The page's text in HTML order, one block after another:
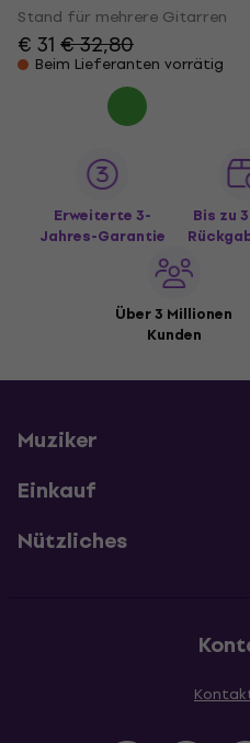
Stand für mehrere Gitarren
€ 31 € 32,80
Beim Lieferanten vorrätig
Erweiterte 3-
Jahres-Garantie
Bis zu
Über 3 Millionen
Kunden
Muziker
Einkauf
Nützliches